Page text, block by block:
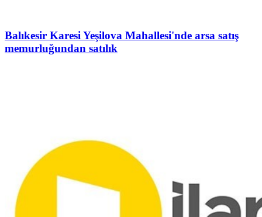
Balıkesir Karesi Yeşilova Mahallesi'nde arsa satış
memurluğundan satılık